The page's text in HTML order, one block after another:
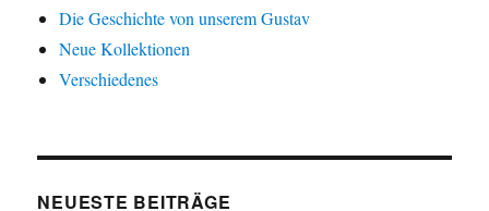
Die Geschichte von unserem Gustav
Neue Kollektionen
Verschiedenes
NEUESTE BEITRÄGE